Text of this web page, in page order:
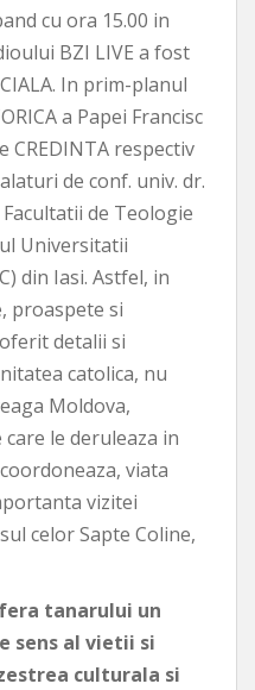
cu ora 15.00 in
BZI LIVE a fost
In prim-planul
a Papei Francisc
CREDINTA respectiv
de conf. univ. dr.
de Teologie
Universitatii
din Iasi. Astfel, in
proaspete si
detalii si
catolica, nu
Moldova,
le deruleaza in
viata
vizitei
celor Sapte Coline,
tanarului un
sens al vietii si
culturala si